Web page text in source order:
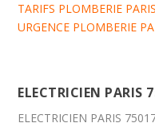
TARIFS PLOMBERIE
URGENCE PLOMBERIE
ELECTRICIEN PARIS
ELECTRICIEN PARIS